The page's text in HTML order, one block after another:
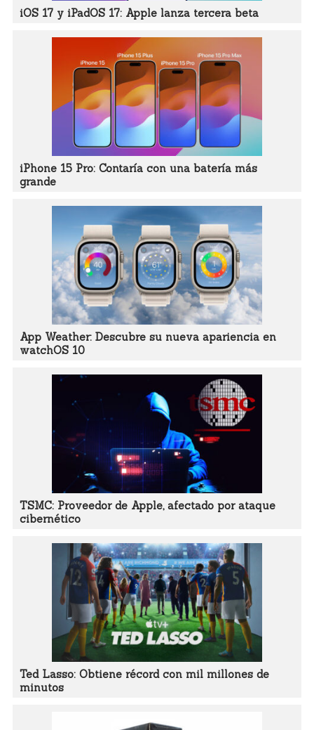
iOS 17 y iPadOS 17: Apple lanza tercera beta
iPhone 15 Pro: Contaría con una batería más
grande
App Weather: Descubre su nueva apariencia en
watchOS 10
TSMC: Proveedor de Apple, afectado por ataque
cibernético
Ted Lasso: Obtiene récord con mil millones de
minutos